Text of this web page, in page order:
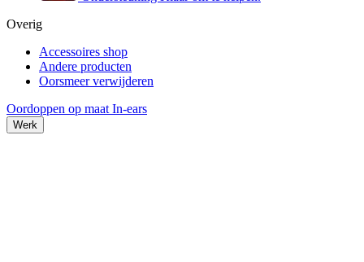
Overig
Accessoires shop
Andere producten
Oorsmeer verwijderen
Oordoppen op maat In-ears
Werk